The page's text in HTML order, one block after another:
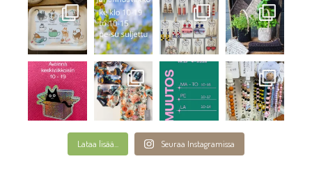
Lataa lisää... Seuraa Instagramissa